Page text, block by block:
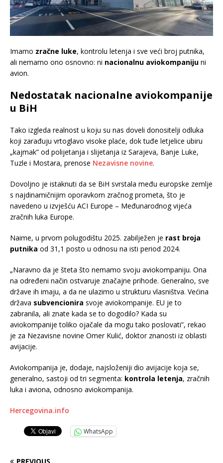
Imamo zračne luke, kontrolu letenja i sve veći broj putnika,
ali nemamo ono osnovno: ni nacionalnu aviokompaniju ni
avion.
Nedostatak nacionalne aviokompanije
u BiH
Tako izgleda realnost u koju su nas doveli donositelji odluka
koji zarađuju vrtoglavo visoke plaće, dok tuđe letjelice ubiru
„kajmak” od polijetanja i slijetanja iz Sarajeva, Banje Luke,
Tuzle i Mostara, prenose Nezavisne novine.
Dovoljno je istaknuti da se BiH svrstala među europske zemlje
s najdinamičnijim oporavkom zračnog prometa, što je
navedeno u izvješću ACI Europe – Međunarodnog vijeća
zračnih luka Europe.
Naime, u prvom polugodištu 2025. zabilježen je rast broja
putnika od 31,1 posto u odnosu na isti period 2024.
„Naravno da je šteta što nemamo svoju aviokompaniju. Ona
na određeni način ostvaruje značajne prihode. Generalno, sve
države ih imaju, a da ne ulazimo u strukturu vlasništva. Većina
država subvencionira svoje aviokompanije. EU je to
zabranila, ali znate kada se to dogodilo? Kada su
aviokompanije toliko ojačale da mogu tako poslovati”, rekao
je za Nezavisne novine Omer Kulić, doktor znanosti iz oblasti
avijacije.
Aviokompanija je, dodaje, najsloženiji dio avijacije koja se,
generalno, sastoji od tri segmenta: kontrola letenja, zračnih
luka i aviona, odnosno aviokompanija.
Hercegovina.info
WhatsApp